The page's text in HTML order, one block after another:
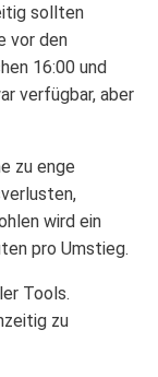
sollten
vor den
16:00 und
verfügbar, aber
zu enge
wird ein
pro Umstieg.
Tools.
zu